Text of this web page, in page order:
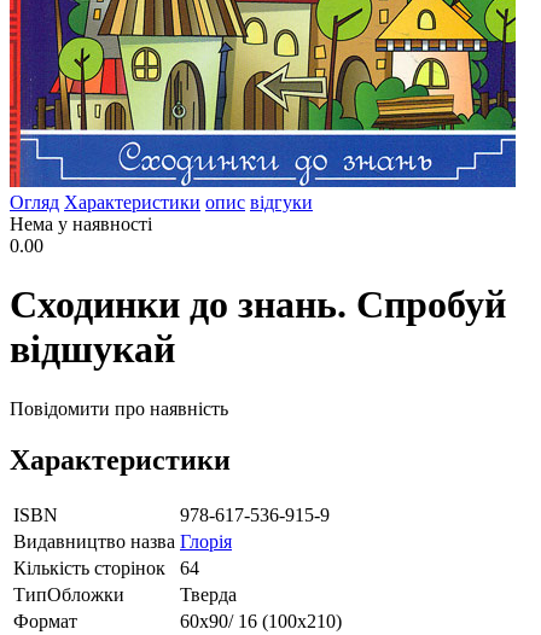
Огляд Характеристики опис відгуки
Нема у наявності
0.00
Сходинки до знань. Спробуй
відшукай
Повідомити про наявність
Характеристики
ISBN
978-617-536-915-9
Видавництво назва Глорія
Кількість сторінок
64
ТипОбложки
Тверда
Формат
60х90/ 16 (100х210)